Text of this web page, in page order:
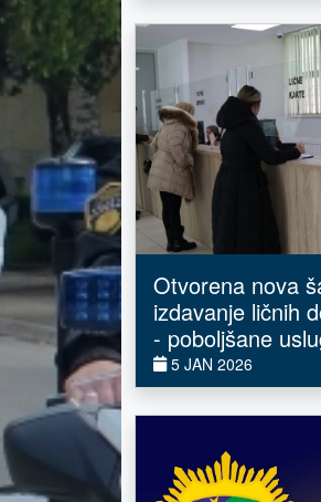
Otvorena nova
izdavanje ličnih
- poboljšane
5 JAN 2026